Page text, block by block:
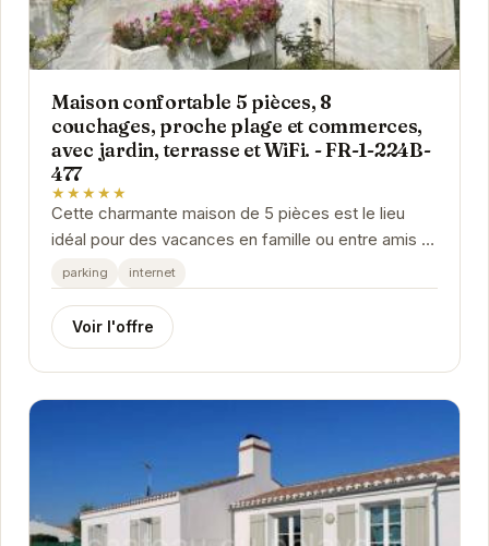
Maison confortable 5 pièces, 8
couchages, proche plage et commerces,
avec jardin, terrasse et WiFi. - FR-1-224B-
477
★★★★★
Cette charmante maison de 5 pièces est le lieu
idéal pour des vacances en famille ou entre amis à
Noirmoutier-en-l'Île. Sa proximité avec la...
parking internet
Voir l'offre